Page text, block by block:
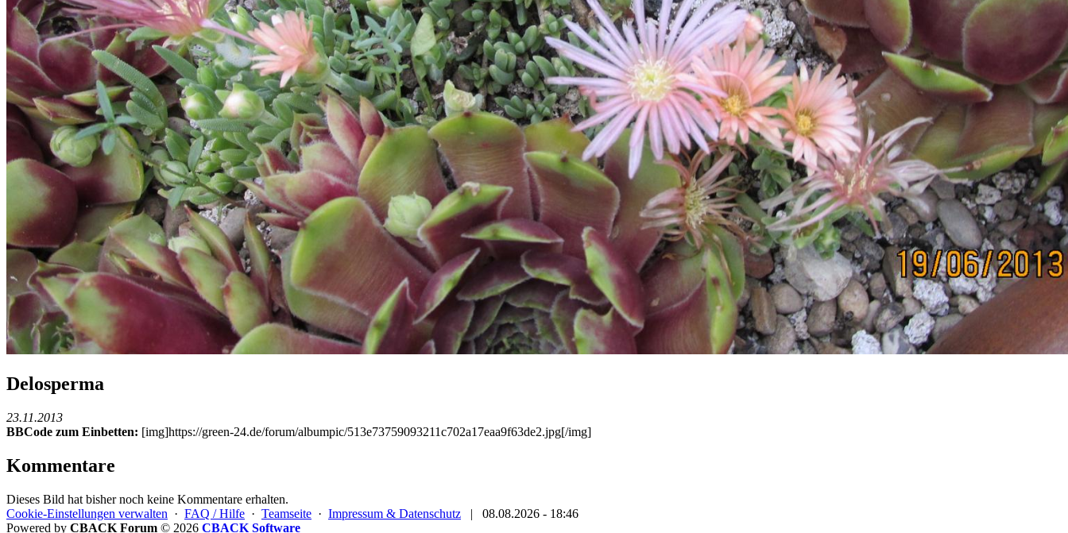
Delosperma
23.11.2013
BBCode zum Einbetten: [img]https://green-24.de/forum/albumpic/513e73759093211c702a17eaa9f63de2.jpg[/img]
Kommentare
Dieses Bild hat bisher noch keine Kommentare erhalten.
Cookie-Einstellungen verwalten · FAQ / Hilfe · Teamseite · Impressum & Datenschutz |
08.08.2026 - 18:46
Powered by CBACK Forum © 2026 CBACK Software